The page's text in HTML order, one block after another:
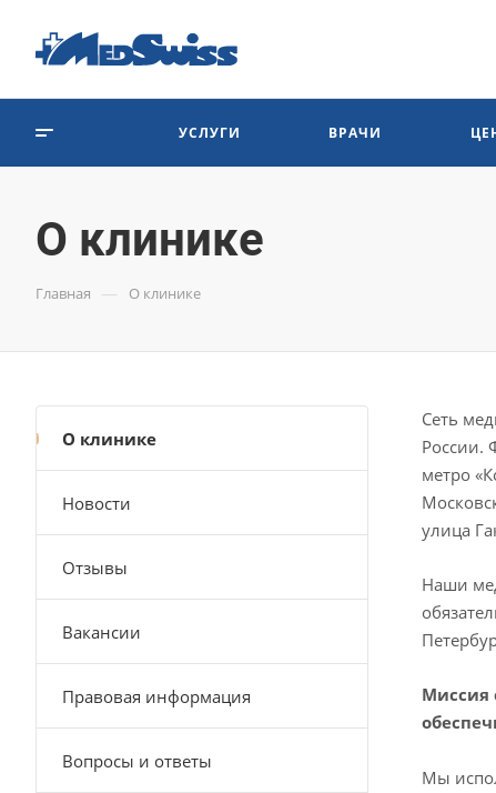
УСЛУГИ ВРАЧИ
О клинике
Главная — О клинике
Сеть
России.
метро
улица
Наши
Миссия
Мы
О клинике
Новости
Отзывы
Вакансии
Правовая информация
Вопросы и ответы